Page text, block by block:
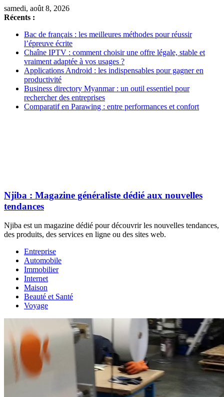
samedi, août 8, 2026
Récents :
Bac de français : les meilleures méthodes pour réussir
l’épreuve écrite
Chaîne IPTV : comment choisir une offre légale, stable et
vraiment adaptée à vos usages ?
Applications Android : les indispensables pour gagner en
productivité
Business directory Myanmar : un outil essentiel pour
rechercher des entreprises
Comparatif en Parawing : entre performances et confort
Njiba : Magazine généraliste dédié aux nouvelles
tendances
Njiba est un magazine dédié pour découvrir les nouvelles tendances,
des produits, des services en ligne ou des sites web.
Entreprise
Automobile
Immobilier
Internet
Maison
Beauté et Santé
Voyage